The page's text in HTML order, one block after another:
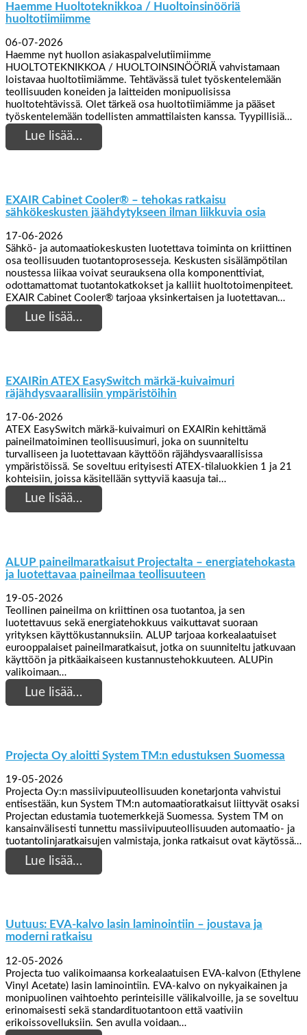
Haemme Huoltoteknikkoa / Huoltoinsinööriä
huoltotiimiimme
06-07-2026
Haemme nyt huollon asiakaspalvelutiimiimme
HUOLTOTEKNIKKOA / HUOLTOINSINÖÖRIÄ vahvistamaan
loistavaa huoltotiimiämme. Tehtävässä tulet työskentelemään
teollisuuden koneiden ja laitteiden monipuolisissa
huoltotehtävissä. Olet tärkeä osa huoltotiimiämme ja pääset
työskentelemään todellisten ammattilaisten kanssa. Tyypillisiä…
Lue lisää…
EXAIR Cabinet Cooler® – tehokas ratkaisu
sähkökeskusten jäähdytykseen ilman liikkuvia osia
17-06-2026
Sähkö- ja automaatiokeskusten luotettava toiminta on kriittinen
osa teollisuuden tuotantoprosesseja. Keskusten sisälämpötilan
noustessa liikaa voivat seurauksena olla komponenttiviat,
odottamattomat tuotantokatkokset ja kalliit huoltotoimenpiteet.
EXAIR Cabinet Cooler® tarjoaa yksinkertaisen ja luotettavan…
Lue lisää…
EXAIRin ATEX EasySwitch märkä-kuivaimuri
räjähdysvaarallisiin ympäristöihin
17-06-2026
ATEX EasySwitch märkä-kuivaimuri on EXAIRin kehittämä
paineilmatoiminen teollisuusimuri, joka on suunniteltu
turvalliseen ja luotettavaan käyttöön räjähdysvaarallisissa
ympäristöissä. Se soveltuu erityisesti ATEX-tilaluokkien 1 ja 21
kohteisiin, joissa käsitellään syttyviä kaasuja tai…
Lue lisää…
ALUP paineilmaratkaisut Projectalta – energiatehokasta
ja luotettavaa paineilmaa teollisuuteen
19-05-2026
Teollinen paineilma on kriittinen osa tuotantoa, ja sen
luotettavuus sekä energiatehokkuus vaikuttavat suoraan
yrityksen käyttökustannuksiin. ALUP tarjoaa korkealaatuiset
eurooppalaiset paineilmaratkaisut, jotka on suunniteltu jatkuvaan
käyttöön ja pitkäaikaiseen kustannustehokkuuteen. ALUPin
valikoimaan…
Lue lisää…
Projecta Oy aloitti System TM:n edustuksen Suomessa
19-05-2026
Projecta Oy:n massiivipuuteollisuuden konetarjonta vahvistui
entisestään, kun System TM:n automaatioratkaisut liittyvät osaksi
Projectan edustamia tuotemerkkejä Suomessa. System TM on
kansainvälisesti tunnettu massiivipuuteollisuuden automaatio- ja
tuotantolinjaratkaisujen valmistaja, jonka ratkaisut ovat käytössä…
Lue lisää…
Uutuus: EVA-kalvo lasin laminointiin – joustava ja
moderni ratkaisu
12-05-2026
Projecta tuo valikoimaansa korkealaatuisen EVA-kalvon (Ethylene
Vinyl Acetate) lasin laminointiin. EVA-kalvo on nykyaikainen ja
monipuolinen vaihtoehto perinteisille välikalvoille, ja se soveltuu
erinomaisesti sekä standardituotantoon että vaativiin
erikoissovelluksiin. Sen avulla voidaan…